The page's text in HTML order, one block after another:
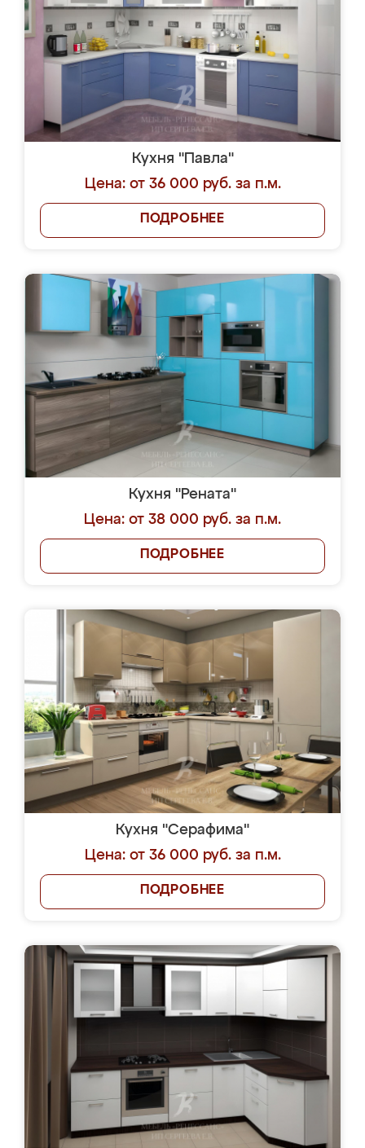
Кухня "Павла"
Цена: от 36 000 руб. за п.м.
ПОДРОБНЕЕ
Кухня "Рената"
Цена: от 38 000 руб. за п.м.
ПОДРОБНЕЕ
Кухня "Серафима"
Цена: от 36 000 руб. за п.м.
ПОДРОБНЕЕ